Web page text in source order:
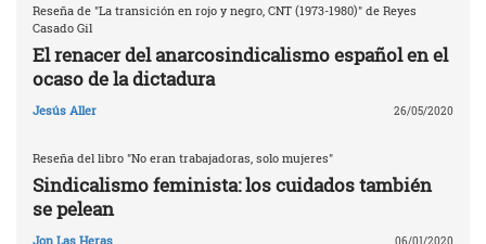
Reseña de "La transición en rojo y negro, CNT (1973-1980)" de Reyes
Casado Gil
El renacer del anarcosindicalismo español en el
ocaso de la dictadura
Jesús Aller 26/05/2020
Reseña del libro "No eran trabajadoras, solo mujeres"
Sindicalismo feminista: los cuidados también
se pelean
Jon Las Heras